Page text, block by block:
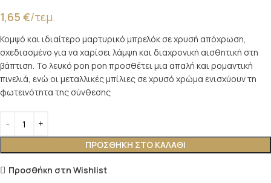
1,65 €/τεμ.
Κομψό και ιδιαίτερο μαρτυρικό μπρελόκ σε χρυσή απόχρωση,
σχεδιασμένο για να χαρίσει λάμψη και διαχρονική αισθητική στη
βάπτιση. Το λευκό pon pon προσθέτει μια απαλή και ρομαντική
πινελιά, ενώ οι μεταλλικές μπίλιες σε χρυσό χρώμα ενισχύουν τη
φωτεινότητα της σύνθεσης
ΠΡΟΣΘΉΚΗ ΣΤΟ ΚΑΛΆΘΙ
Προσθήκη στη Wishlist